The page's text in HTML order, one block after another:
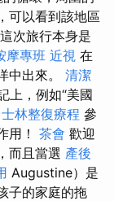
可以看到該地區
次旅行本身是
摩專班 近視 在
中出來。 清潔
上，例如“美國
士林整復療程 參
用！ 茶會 歡迎
而且當選 產後
Augustine）是
子的家庭的拖